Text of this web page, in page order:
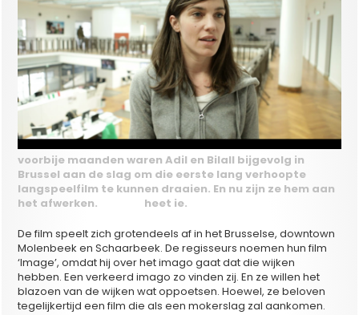
voorbije maanden waren Adil en Bilall bijgevolg in
Brussel aan de slag om die eerste lang verhoopte
langspeelfilm te kunnen draaien. En nu zijn ze hem aan
het afwerken.
heet ie.
De film speelt zich grotendeels af in het Brusselse, downtown
Molenbeek en Schaarbeek. De regisseurs noemen hun film
‘Image’, omdat hij over het imago gaat dat die wijken
hebben. Een verkeerd imago zo vinden zij. En ze willen het
blazoen van de wijken wat oppoetsen. Hoewel, ze beloven
tegelijkertijd een film die als een mokerslag zal aankomen.